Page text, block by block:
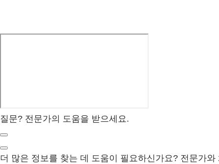
질문? 전문가의 도움을 받으세요.
더 많은 정보를 찾는 데 도움이 필요하신가요? 전문가